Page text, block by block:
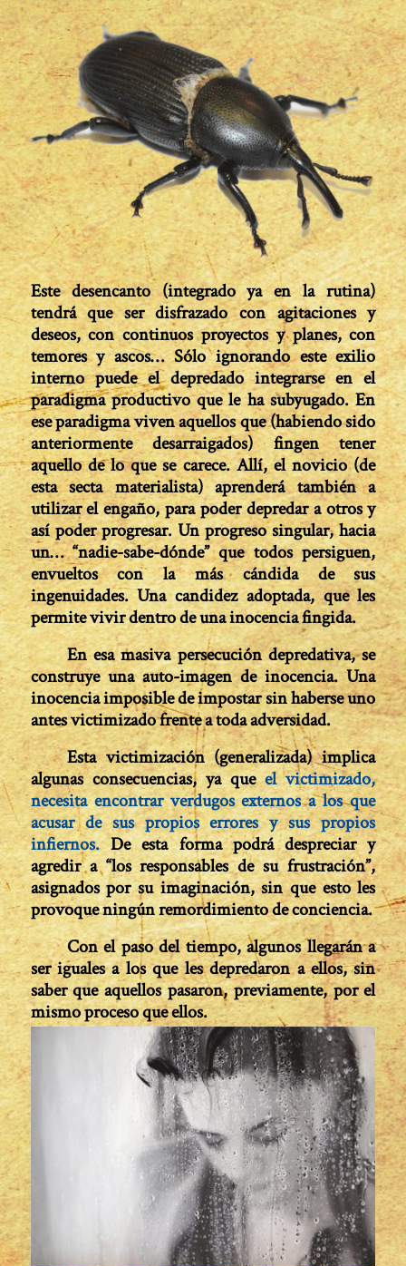
Este desencanto (integrado ya en la rutina)
tendrá que ser disfrazado con agitaciones y
deseos, con continuos proyectos y planes, con
temores y ascos… Sólo ignorando este exilio
interno puede el depredado integrarse en el
paradigma productivo que le ha subyugado. En
ese paradigma viven aquellos que (habiendo sido
anteriormente desarraigados) fingen tener
aquello de lo que se carece. Allí, el novicio (de
esta secta materialista) aprenderá también a
utilizar el engaño, para poder depredar a otros y
así poder progresar. Un progreso singular, hacia
un… “nadie-sabe-dónde” que todos persiguen,
envueltos con la más cándida de sus
ingenuidades. Una candidez adoptada, que les
permite vivir dentro de una inocencia fingida.
En esa masiva persecución depredativa, se
construye una auto-imagen de inocencia. Una
inocencia imposible de impostar sin haberse uno
antes victimizado frente a toda adversidad.
Esta victimización (generalizada) implica
algunas consecuencias, ya queel victimizado,
necesita encontrar verdugos externos a los que
acusar de sus propios errores y sus propios
infiernos.De esta forma podrá despreciar y
agredir a “los responsables de su frustración”,
asignados por su imaginación, sin que esto les
provoque ningún remordimiento de conciencia.
Con el paso del tiempo, algunos llegarán a
ser iguales a los que les depredaron a ellos, sin
saber que aquellos pasaron, previamente, por el
mismo proceso que ellos.